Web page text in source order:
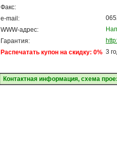
Факс:
e-mail:
WWW-адрес:
Гарантия:
Распечатать купон на скидку: 0% 3
Контактная информация, схема